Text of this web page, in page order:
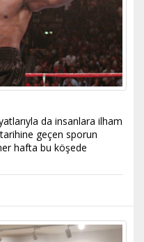
da insanlara ilham
geçen sporun
hafta bu köşede